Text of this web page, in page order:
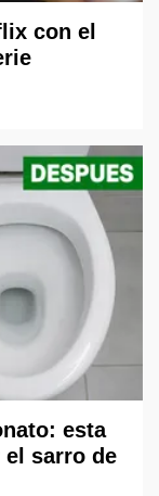
con el
esta
el sarro de